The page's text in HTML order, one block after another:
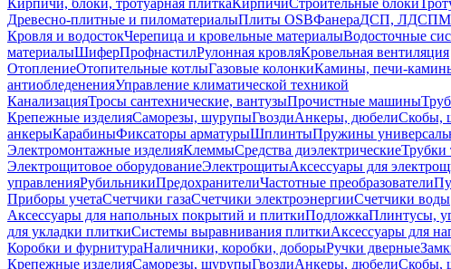
Кирпичи, блоки, тротуарная плиткаКирпичиСтроительные блоки
Древесно-плитные и пиломатериалыПлиты OSBФанераДСП, ЛДСП
Кровля и водостокЧерепица и кровельные материалыВодосточные
материалыШиферПрофнастилРулонная кровляКровельная вентиляция
ОтоплениеОтопительные котлыГазовые колонкиКамины, печи-
антиобледененияУправление климатической техникой
КанализацияТросы сантехнические, вантузыПрочистные машины
Крепежные изделияСаморезы, шурупыГвоздиАнкеры, дюбелиСкобы,
анкерыКарабиныФиксаторы арматурыШплинтыПружины
Электромонтажные изделияКлеммыСредства диэлектрическиеТрубки
Электрощитовое оборудованиеЭлектрощитыАксессуары для
управленияРубильникиПредохранителиЧастотные преобразователи
Приборы учетаСчетчики газаСчетчики электроэнергииСчетчики воды
Аксессуары для напольных покрытий и плиткиПодложкаПлинтусы,
для укладки плиткиСистемы выравнивания плиткиАксессуары для
Коробки и фурнитураНаличники, коробки, доборыРучки дверные
Крепежные изделияСаморезы, шурупыГвоздиАнкеры, дюбелиСкобы,